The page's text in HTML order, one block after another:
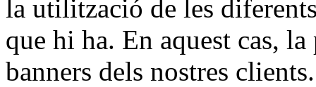
la utilització de les
que hi ha. En aquest cas,
banners dels nostres clients.